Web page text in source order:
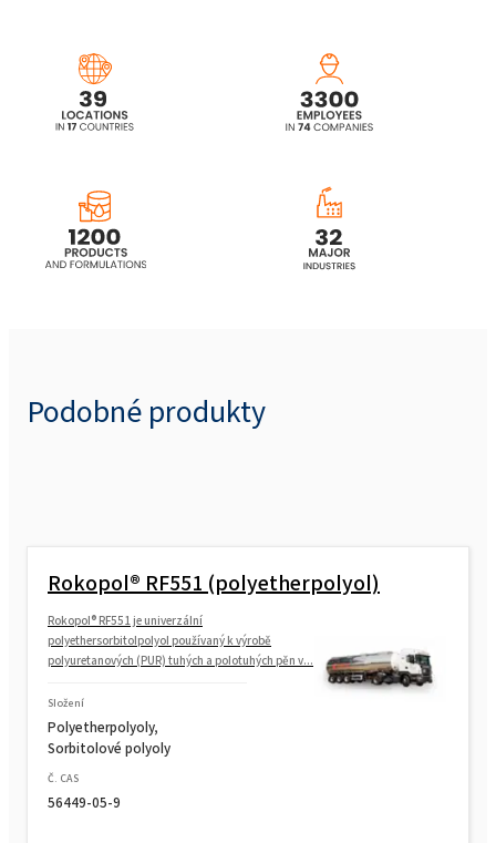
Ekoprodur® 4540W Polyuretanový systém
Podobné produkty
Rokopol® RF551 (polyetherpolyol)
Rokopol® RF551 je univerzální
polyethersorbitolpolyol používaný k výrobě
polyuretanových (PUR) tuhých a polotuhých pěn v...
Složení
Polyetherpolyoly,
Sorbitolové polyoly
Č. CAS
56449-05-9